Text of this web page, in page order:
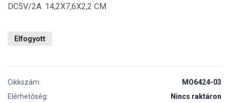
DC5V/2A. 14,2X7,6X2,2 CM
Elfogyott
Cikkszám:
MO6424-03
Elérhetőség:
Nincs raktáron